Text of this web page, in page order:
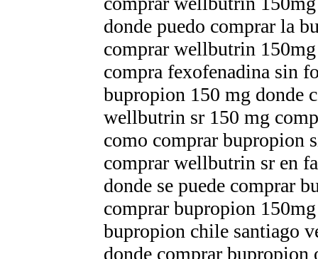
donde puedo comprar la
comprar wellbutrin
compra fexofenadina sin
bupropion 150 mg donde
wellbutrin sr 150 mg
como comprar bupropion
comprar wellbutrin sr en
donde se puede comprar
comprar bupropion
bupropion chile santiago
donde comprar bupropion